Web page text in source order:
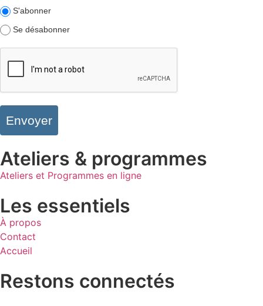
S'abonner
Se désabonner
Envoyer
Ateliers & programmes
Ateliers et Programmes en ligne
Les essentiels
À propos
Contact
Accueil
Restons connectés